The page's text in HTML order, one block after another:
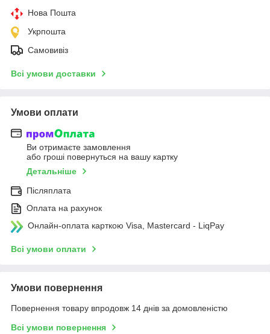
Нова Пошта
Укрпошта
Самовивіз
Всі умови доставки
Умови оплати
Ви отримаєте замовлення
або гроші повернуться на вашу картку
Детальніше
Післяплата
Оплата на рахунок
Онлайн-оплата карткою Visa, Mastercard - LiqPay
Всі умови оплати
Умови повернення
Повернення товару впродовж 14 днів за домовленістю
Всі умови повернення